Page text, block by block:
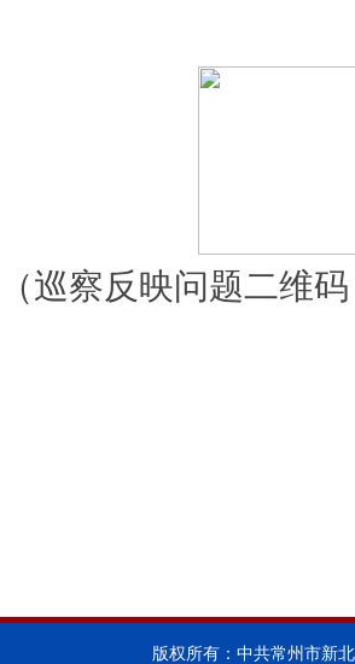
（巡察反映问题二维码
版权所有：中共常州市新